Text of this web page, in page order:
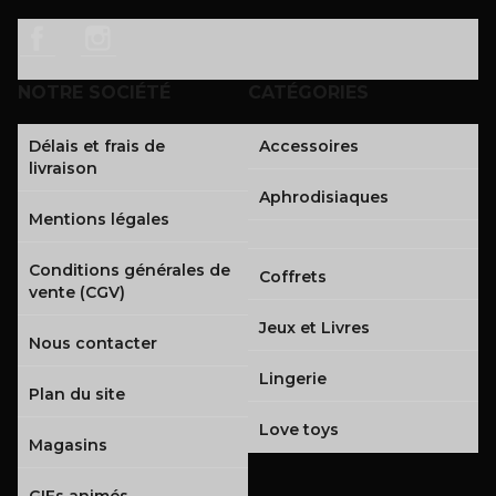
Délais et frais de
livraison
Mentions légales
Conditions générales de
vente (CGV)
Nous contacter
Plan du site
Magasins
Accessoires
Aphrodisiaques
Coffrets
Jeux et Livres
Lingerie
Love toys